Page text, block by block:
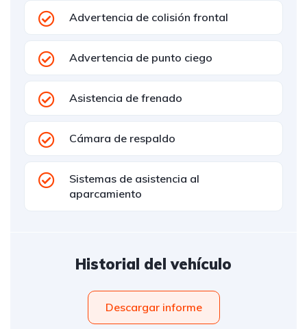
Advertencia de colisión frontal
Advertencia de punto ciego
Asistencia de frenado
Cámara de respaldo
Sistemas de asistencia al
aparcamiento
Historial del vehículo
Descargar informe